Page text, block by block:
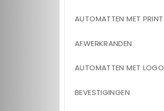
AUTOMATTEN MET PRINT
AFWERKRANDEN
AUTOMATTEN MET LOGO
BEVESTIGINGEN